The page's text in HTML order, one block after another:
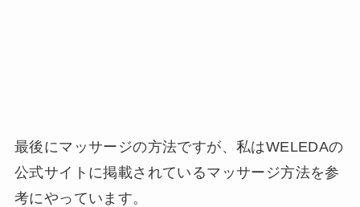
最後にマッサージの方法ですが、私はWELEDAの
公式サイトに掲載されているマッサージ方法を参
考にやっています。